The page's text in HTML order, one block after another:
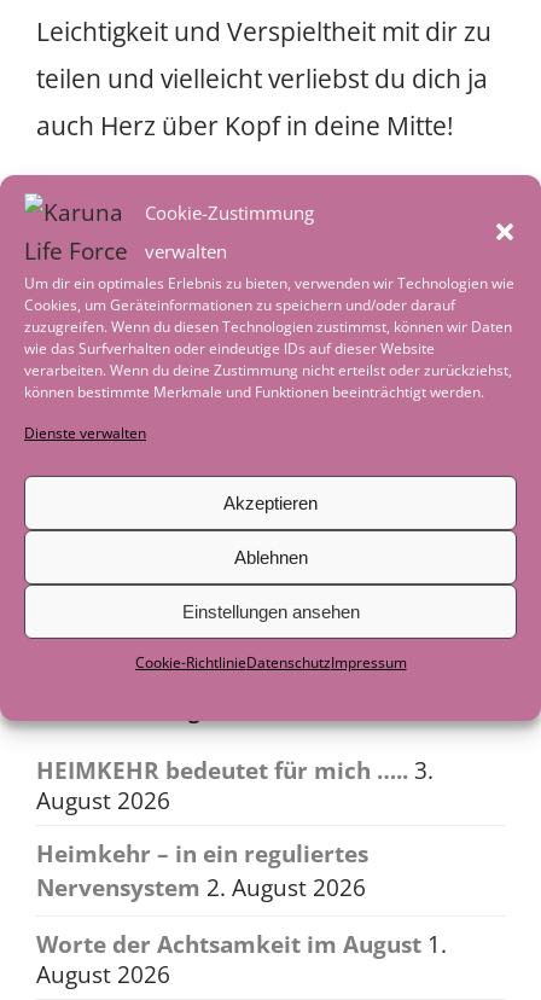
Cookie-Zustimmung
verwalten
Um dir ein optimales Erlebnis zu bieten, verwenden wir Technologien wie
Cookies, um Geräteinformationen zu speichern und/oder darauf
zuzugreifen. Wenn du diesen Technologien zustimmst, können wir Daten
wie das Surfverhalten oder eindeutige IDs auf dieser Website
verarbeiten. Wenn du deine Zustimmung nicht erteilst oder zurückziehst,
können bestimmte Merkmale und Funktionen beeinträchtigt werden.
Dienste verwalten
Akzeptieren
Ablehnen
Einstellungen ansehen
Cookie-RichtlinieDatenschutzImpressum
Leichtigkeit und Verspieltheit mit dir zu
teilen und vielleicht verliebst du dich ja
auch Herz über Kopf in deine Mitte!
Jeden Samstag spielen wir jetzt auf dem
Feet Up zwischen 10.30 – 11.30 Uhr,
komm einfach vorbei wenn es dich reizt
Yoga mal aus einer anderen
Perspektive zu erleben!
Post
navigation
Lebensfreude und Herzens Energie
HEIMKEHR bedeutet für mich …..3.
August 2026
Heimkehr – in ein reguliertes
Nervensystem 2. August 2026
Worte der Achtsamkeit im August 1.
August 2026